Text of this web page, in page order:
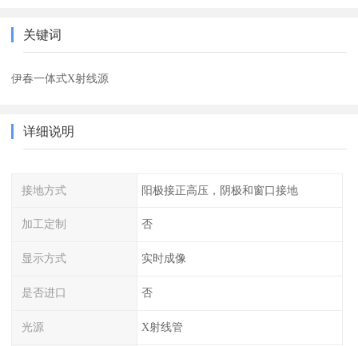
关键词
伊春一体式X射线源
详细说明
接地方式 阳极接正高压，阴极和窗口接地
加工定制 否
显示方式 实时成像
是否进口 否
光源 X射线管